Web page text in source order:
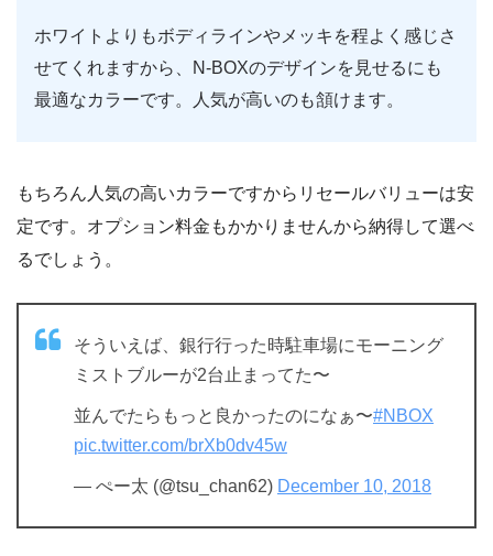
ホワイトよりもボディラインやメッキを程よく感じさ
せてくれますから、N-BOXのデザインを見せるにも
最適なカラーです。人気が高いのも頷けます。
もちろん人気の高いカラーですからリセールバリューは安
定です。オプション料金もかかりませんから納得して選べ
るでしょう。
そういえば、銀行行った時駐車場にモーニング
ミストブルーが2台止まってた〜
並んでたらもっと良かったのになぁ〜#NBOX
pic.twitter.com/brXb0dv45w
— ぺー太 (@tsu_chan62) December 10, 2018